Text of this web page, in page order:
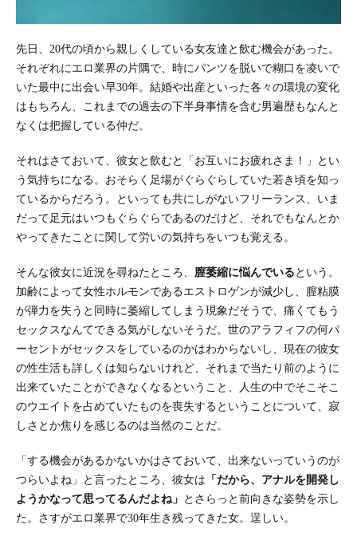
先日、20代の頃から親しくしている女友達と飲む機会があった。
それぞれにエロ業界の片隅で、時にパンツを脱いで糊口を凌いで
いた最中に出会い早30年。結婚や出産といった各々の環境の変化
はもちろん、これまでの過去の下半身事情を含む男遍歴もなんと
なくは把握している仲だ。
それはさておいて、彼女と飲むと「お互いにお疲れさま！」とい
う気持ちになる。おそらく足場がぐらぐらしていた若き頃を知っ
ているからだろう。といっても共にしがないフリーランス、いま
だって足元はいつもぐらぐらであるのだけど、それでもなんとか
やってきたことに関して労いの気持ちをいつも覚える。
そんな彼女に近況を尋ねたところ、 膣萎縮に悩んでいる という。
加齢によって女性ホルモンであるエストロゲンが減少し、膣粘膜
が弾力を失うと同時に萎縮してしまう現象だそうで、痛くてもう
セックスなんてできる気がしないそうだ。世のアラフィフの何パ
ーセントがセックスをしているのかはわからないし、現在の彼女
の性生活も詳しくは知らないけれど、それまで当たり前のように
出来ていたことができなくなるということ、人生の中でそこそこ
のウエイトを占めていたものを喪失するということについて、寂
しさとか焦りを感じるのは当然のことだ。
「する機会があるかないかはさておいて、出来ないっていうのが
つらいよね」と言ったところ、彼女は 「だから、アナルを開発し
ようかなって思ってるんだよね」 とさらっと前向きな姿勢を示し
た。さすがエロ業界で30年生き残ってきた女。逞しい。